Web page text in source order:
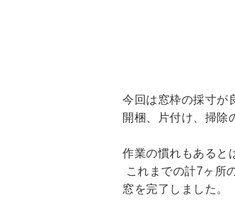
今回は窓枠の採寸が
開梱、片付け、掃
作業の慣れもあると
これまでの計7ヶ所
窓を完了しました。